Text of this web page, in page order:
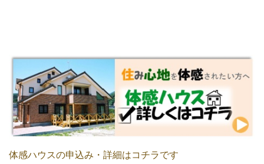
体感ハウスの申込み・詳細はコチラです